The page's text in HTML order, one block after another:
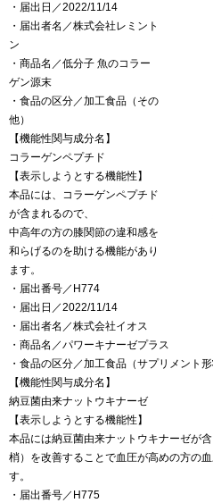
・届出日／2022/11/14
・届出者名／株式会社レミント
ン
・商品名／低分子 魚のコラー
ゲン源末
・食品の区分／加工食品（その
他）
【機能性関与成分名】
コラーゲンペプチド
【表示しようとする機能性】
本品には、コラーゲンペプチド
が含まれるので、
中高年の方の膝関節の違和感を
和らげるのを助ける機能があり
ます。
・届出番号／H774
・届出日／2022/11/14
・届出者名／株式会社イオス
・商品名／パワーキナーゼプラス
・食品の区分／加工食品（サプリメント形
【機能性関与成分名】
納豆菌由来ナットウキナーゼ
【表示しようとする機能性】
本品には納豆菌由来ナットウキナーゼが
梢）を改善することで血圧が高めの方の
す。
・届出番号／H775